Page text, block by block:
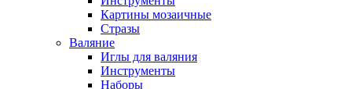
Картины мозаичные
Стразы
Валяние
Иглы для валяния
Инструменты
Наборы